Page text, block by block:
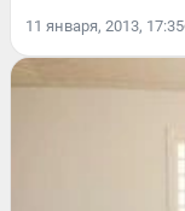
11 января, 2013, 17:35